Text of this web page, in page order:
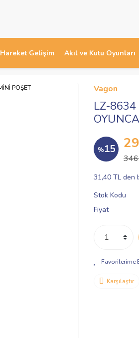
Hareket Gelişim Akıl ve Kutu Oyunları
Vagon
LZ-8634
%15
31,40 TL den
Stok Kodu
Fiyat
Karşılaştır